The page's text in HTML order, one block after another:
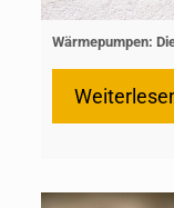
Wärmepumpen: